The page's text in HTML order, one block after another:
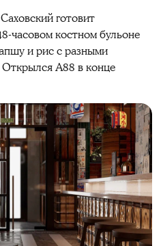
готовит
часовом костном бульоне
и рис с разными
A88 в конце